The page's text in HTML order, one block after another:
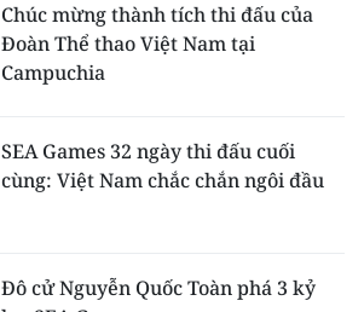
Chúc mừng thành tích thi đấu của
Đoàn Thể thao Việt Nam tại
Campuchia
SEA Games 32 ngày thi đấu cuối
cùng: Việt Nam chắc chắn ngôi đầu
Đô cử Nguyễn Quốc Toàn phá 3 kỷ